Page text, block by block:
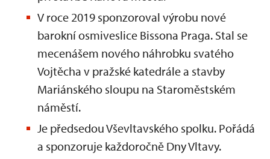
V roce 2019 sponzoroval výrobu nové
barokní osmiveslice Bissona Praga. Stal se
mecenášem nového náhrobku svatého
Vojtěcha v pražské katedrále a stavby
Mariánského sloupu na Staroměstském
náměstí.
Je předsedou Vševltavského spolku. Pořádá
a sponzoruje každoročně Dny Vltavy.